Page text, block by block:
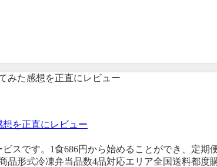
を正直にレビュー
スです。1食686円から始めることができ、定
形式冷凍弁当品数4品対応エリア全国送料都度